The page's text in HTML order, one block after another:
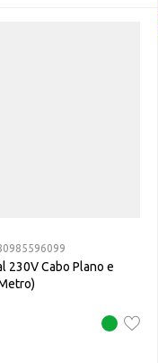
230V Cabo Plano e